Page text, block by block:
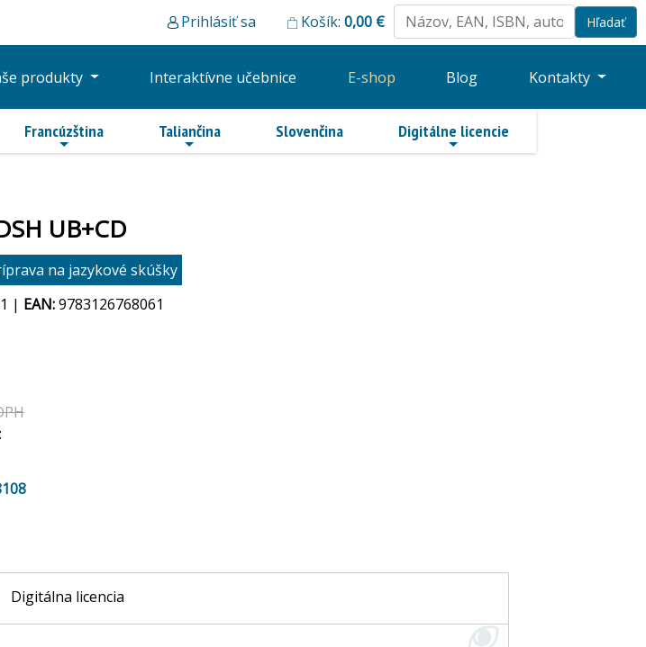
Prihlásiť sa Košík: 0,00 €
produkty Interaktívne učebnice E-shop Blog Kontakty
Francúzština Taliančina Slovenčina Digitálne licencie
UB+CD
na jazykové skúšky
| EAN:9783126768061
Digitálna licencia